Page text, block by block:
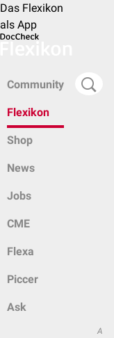
Das Flexikon
als App
Community
Flexikon
Shop
News
Jobs
CME
Flexa
Piccer
Ask
A